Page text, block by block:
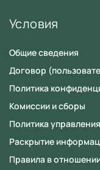
Условия
Общие сведения
Договор
Политика
Комиссии и сборы
Политика
Раскрытие
Правила в